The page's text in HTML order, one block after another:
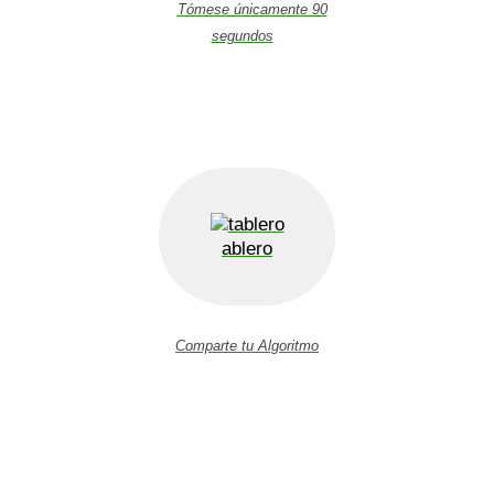
Tómese únicamente 90
segundos
ablero
Comparte tu Algoritmo